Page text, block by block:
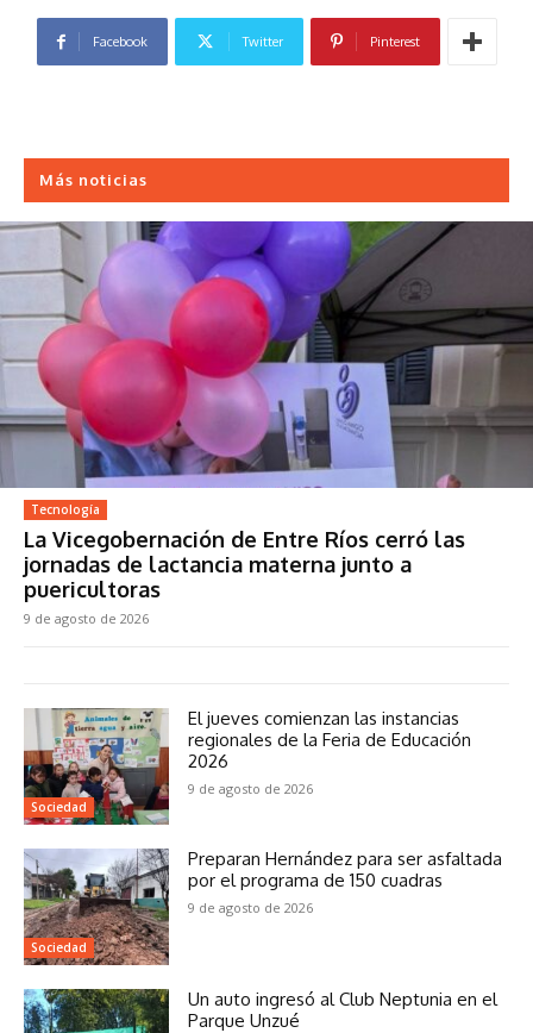
Facebook Twitter Pinterest
Más noticias
Tecnología
La Vicegobernación de Entre Ríos cerró las
jornadas de lactancia materna junto a
puericultoras
9 de agosto de 2026
Sociedad
El jueves comienzan las instancias
regionales de la Feria de Educación
2026
9 de agosto de 2026
Sociedad
Preparan Hernández para ser asfaltada
por el programa de 150 cuadras
9 de agosto de 2026
Un auto ingresó al Club Neptunia en el
Parque Unzué